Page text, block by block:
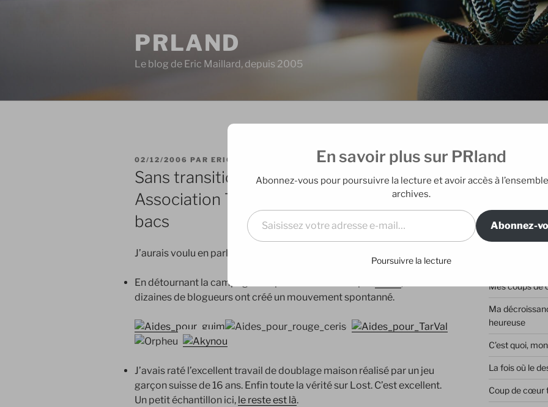
PRLAND
Le blog de Eric Maillard, depuis 2005
PUBLIÉ
LE
02/12/2006 PAR ERIC
Sans transitions : Aides, Lost, France 24,
Association Toutes à l’école, Ron dans les
bacs
J’aurais voulu en parler cette semaine :
En détournant la campagne de prévention lancée par
dizaines de blogueurs ont créé un mouvement spontanné.
J’avais raté l’excellent travail de doublage maison réalisé par un jeu
garçon suisse de 16 ans. Enfin toute la vérité sur Lost. C’est excellent.
Un petit échantillon ici, le reste est là.
EDITO
Blog édité par
Mes coups de
Ma
heureuse
C’est quoi,
La fois où le
Coup de cœur
En savoir plus sur PRland
Abonnez-vous pour poursuivre la lecture et avoir accès à
archives.
Saisissez votre adresse e-mail…
Abonnez-
Poursuivre la lecture